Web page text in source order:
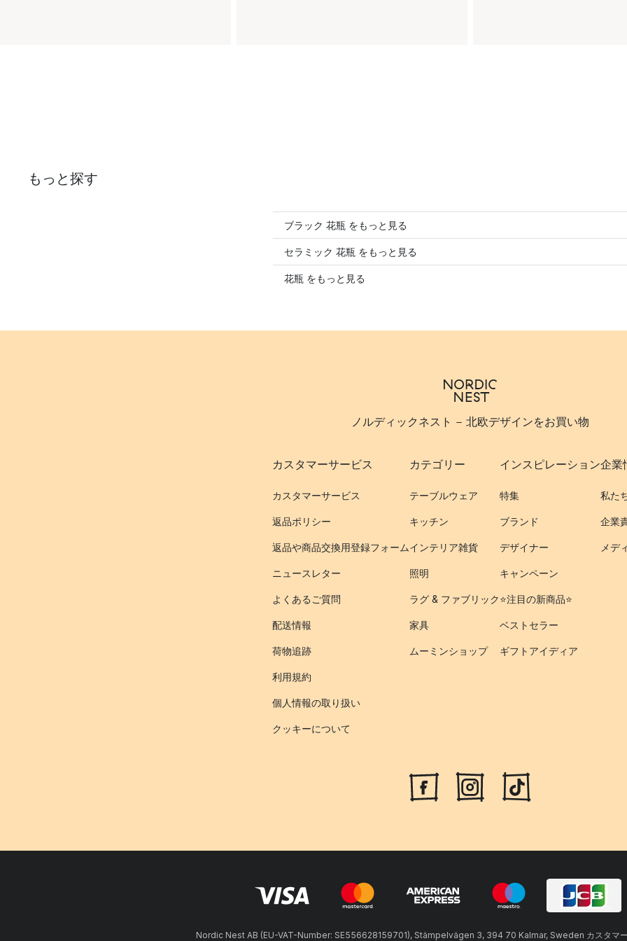
もっと探す
ブラック 花瓶 をもっと見る
セラミック 花瓶 をもっと見る
花瓶 をもっと見る
ノルディックネスト - 北欧デザインをお買い物
カスタマーサービス
カスタマーサービス
返品ポリシー
返品や商品交換用登録フォーム
ニュースレター
よくあるご質問
配送情報
荷物追跡
利用規約
個人情報の取り扱い
クッキーについて
カテゴリー
テーブルウェア
キッチン
インテリア雑貨
照明
ラグ & ファブリック
家具
ムーミンショップ
インスピレーション
特集
ブランド
デザイナー
キャンペーン
⭐️注目の新商品⭐️
ベストセラー
ギフトアイディア
企業
私た
企業
メデ
Nordic Nest AB (EU-VAT-Number: SE556628159701), Stämpelvägen 3, 394 70 Kalmar, Sweden カスタマ